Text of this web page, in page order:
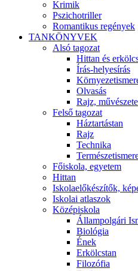
Krimik
Pszichotriller
Romantikus regények
TANKÖNYVEK
Alsó tagozat
Hittan és
Írás-helyesírás
Olvasás
Rajz,
Felső tagozat
Háztartástan
Rajz
Technika
Főiskola, egyetem
Hittan
Iskolaelőkészítők,
Iskolai atlaszok
Középiskola
Állampolgári
Biológia
Ének
Erkölcstan
Filozófia